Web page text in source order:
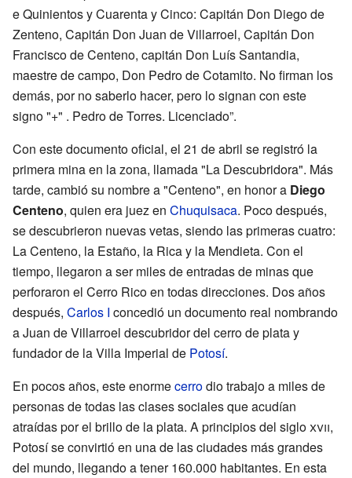
e Quinientos y Cuarenta y Cinco: Capitán Don Diego de
Zenteno, Capitán Don Juan de Villarroel, Capitán Don
Francisco de Centeno, capitán Don Luís Santandia,
maestre de campo, Don Pedro de Cotamito. No firman los
demás, por no saberlo hacer, pero lo signan con este
signo "+" . Pedro de Torres. Licenciado”.
Con este documento oficial, el 21 de abril se registró la
primera mina en la zona, llamada "La Descubridora". Más
tarde, cambió su nombre a "Centeno", en honor a Diego
Centeno, quien era juez en Chuquisaca. Poco después,
se descubrieron nuevas vetas, siendo las primeras cuatro:
La Centeno, la Estaño, la Rica y la Mendieta. Con el
tiempo, llegaron a ser miles de entradas de minas que
perforaron el Cerro Rico en todas direcciones. Dos años
después, Carlos I concedió un documento real nombrando
a Juan de Villarroel descubridor del cerro de plata y
fundador de la Villa Imperial de Potosí.
En pocos años, este enormecerrodio trabajo a miles de
personas de todas las clases sociales que acudían
atraídas por el brillo de la plata. A principios del sigloxvii,
Potosí se convirtió en una de las ciudades más grandes
del mundo, llegando a tener 160.000 habitantes. En esta